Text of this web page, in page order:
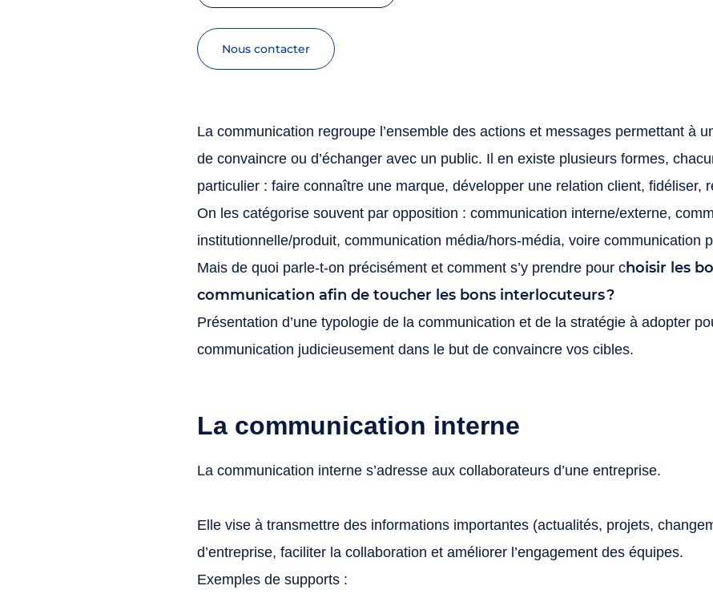
nous contacter
La communication regroupe l’ensemble des actions et messages permettant à
de convaincre ou d’échanger avec un public. Il en existe plusieurs formes,
particulier : faire connaître une marque, développer une relation client, fidéliser,
On les catégorise souvent par opposition : communication interne/externe,
institutionnelle/produit, communication média/hors-média, voire communication
Mais de quoi parle-t-on précisément et comment s’y prendre pour choisir les
communication afin de toucher les bons interlocuteurs ?
Présentation d’une typologie de la communication et de la stratégie à adopter
communication judicieusement dans le but de convaincre vos cibles.
La communication interne
La communication interne s’adresse aux collaborateurs d’une entreprise.
Elle vise à transmettre des informations importantes (actualités, projets,
d’entreprise, faciliter la collaboration et améliorer l’engagement des équipes.
Exemples de supports :